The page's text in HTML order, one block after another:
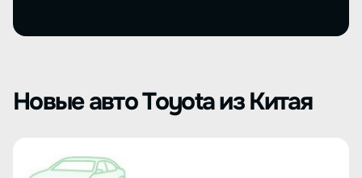
Новые авто Toyota из Китая